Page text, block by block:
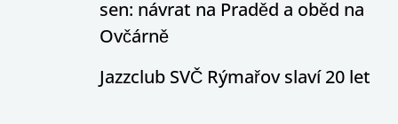
sen: návrat na Praděd a oběd na
Ovčárně
Jazzclub SVČ Rýmařov slaví 20 let